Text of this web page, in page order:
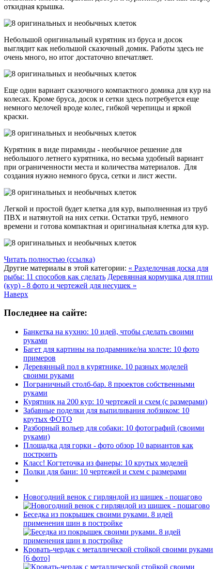
откидная крышка.
Небольшой оригинальный курятник из бруса и досок
выглядит как небольшой сказочный домик. Работы здесь не
очень много, но итог достаточно впечатляет.
Еще один вариант сказочного компактного домика для кур на
колесах. Кроме бруса, досок и сетки здесь потребуется еще
немного мелочей вроде колес, гибкой черепицы и яркой
краски.
Курятник в виде пирамиды - необычное решение для
небольшого летнего курятника, но весьма удобный вариант
при ограниченности места и количества материалов. Для
создания нужно немного бруса, сетки и лист жести.
Легкой и простой будет клетка для кур, выполненная из труб
ПВХ и натянутой на них сетки. Остатки труб, немного
времени и готова компактная и оригинальная клетка для кур.
Читать полностью (ссылка)
Другие материалы в этой категории: « Разделочная доска для
рыбы: 11 способов как сделать Деревянная кормушка для птиц
(кур) - 8 фото и чертежей для несушек »
Наверх
Последнее на сайте:
Банкетка на кухню: 10 идей, чтобы сделать своими
руками
Багет для картины на подрамнике/на холсте: 10 фото
примеров
Деревянный пол в курятнике. 10 разных моделей
своими руками
Пограничный столб-бар. 8 проектов собственными
руками
Курятник на 200 кур: 10 чертежей и схем (с размерами)
Забавные поделки для выпиливания лобзиком: 10
крутых ФОТО
Разборный вольер для собаки: 10 фотографий (своими
руками)
Площадка для горки - фото обзор 10 вариантов как
построить
Класс! Когтеточка из фанеры: 10 крутых моделей
Полки для бани: 10 чертежей и схем с размерами
Новогодний венок с гирляндой из шишек - пошагово
Беседка из покрышек своими руками. 8 идей
применения шин в постройке
Кровать-чердак с металлической стойкой своими руками
[6 фото]